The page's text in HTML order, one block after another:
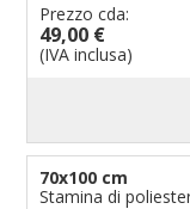
Prezzo cda:
49,00 €
(IVA inclusa)
70x100 cm
Stamina di